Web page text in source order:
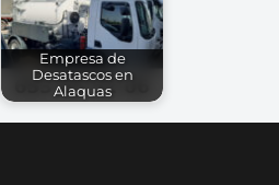
Empresa de
Desatascos en
Alaquas